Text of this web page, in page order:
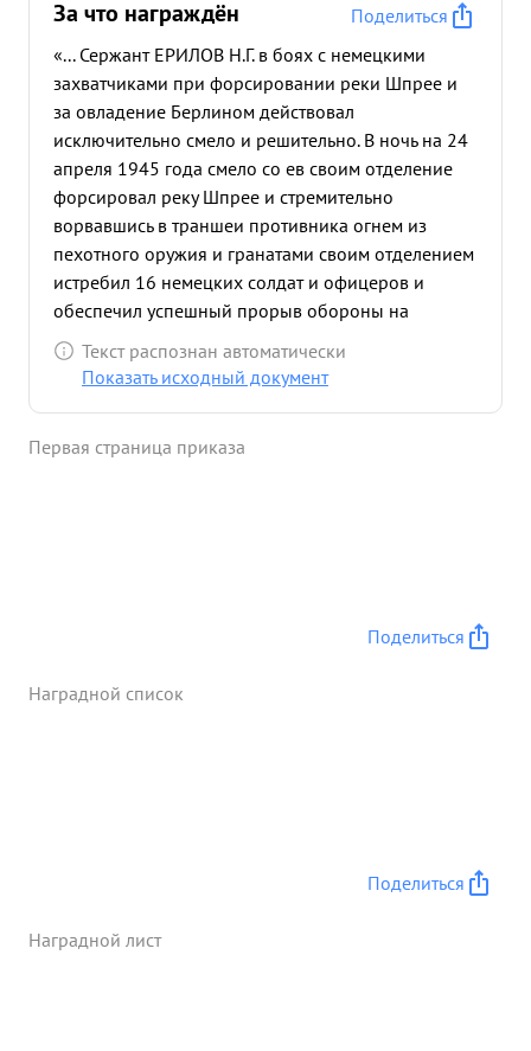
За что награждён
Поделиться
«... Сержант ЕРИЛОВ Н.Г. в боях с немецкими
захватчиками при форсировании реки Шпрее и
за овладение Берлином действовал
исключительно смело и решительно. В ночь на 24
апреля 1945 года смело со ев своим отделение
форсировал реку Шпрее и стремительно
ворвавшись в траншеи противника огнем из
пехотного оружия и гранатами своим отделением
истребил 16 немецких солдат и офицеров и
обеспечил успешный прорыв обороны на
западном берегу Шпрее. ...»
Текст распознан автоматически
Показать исходный документ
Первая страница приказа
Поделиться
Наградной список
Поделиться
Наградной лист